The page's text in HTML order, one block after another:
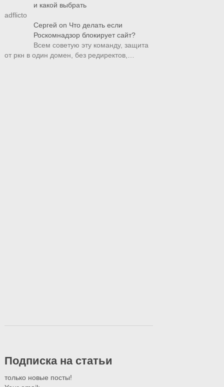
и какой выбрать
adflicto
Сергей on Что делать если
Роскомнадзор блокирует сайт?
Всем советую эту команду, защита
от ркн в один домен, без редиректов,…
Подписка на статьи
только новые посты!